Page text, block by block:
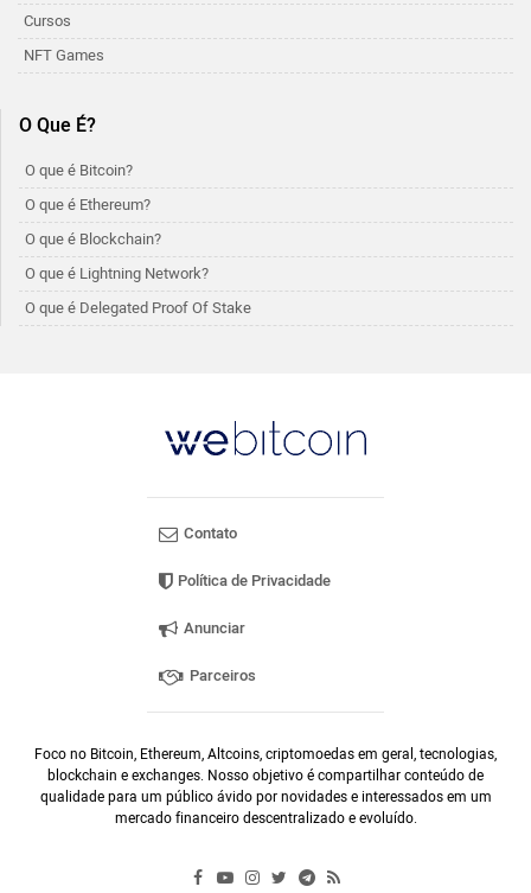
Cursos
NFT Games
O Que É?
O que é Bitcoin?
O que é Ethereum?
O que é Blockchain?
O que é Lightning Network?
O que é Delegated Proof Of Stake
Contato
Política de Privacidade
Anunciar
Parceiros
Foco no Bitcoin, Ethereum, Altcoins, criptomoedas em geral, tecnologias,
blockchain e exchanges. Nosso objetivo é compartilhar conteúdo de
qualidade para um público ávido por novidades e interessados em um
mercado financeiro descentralizado e evoluído.